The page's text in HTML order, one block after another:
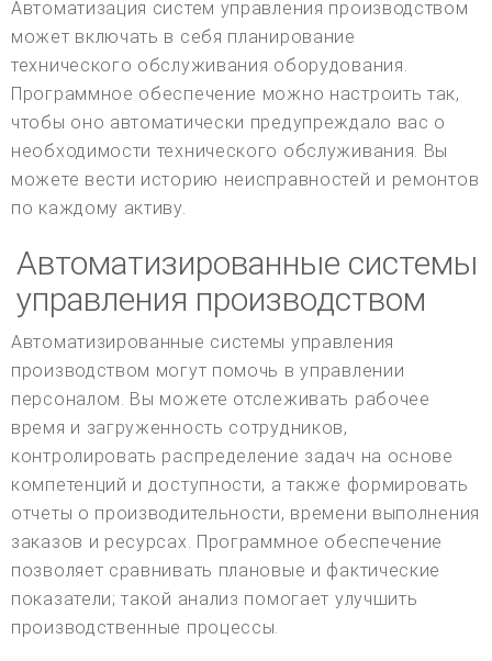
Автоматизация систем управления производством
может включать в себя планирование
технического обслуживания оборудования.
Программное обеспечение можно настроить так,
чтобы оно автоматически предупреждало вас о
необходимости технического обслуживания. Вы
можете вести историю неисправностей и ремонтов
по каждому активу.
Автоматизированные системы
управления производством
Автоматизированные системы управления
производством могут помочь в управлении
персоналом. Вы можете отслеживать рабочее
время и загруженность сотрудников,
контролировать распределение задач на основе
компетенций и доступности, а также формировать
отчеты о производительности, времени выполнения
заказов и ресурсах. Программное обеспечение
позволяет сравнивать плановые и фактические
показатели; такой анализ помогает улучшить
производственные процессы.